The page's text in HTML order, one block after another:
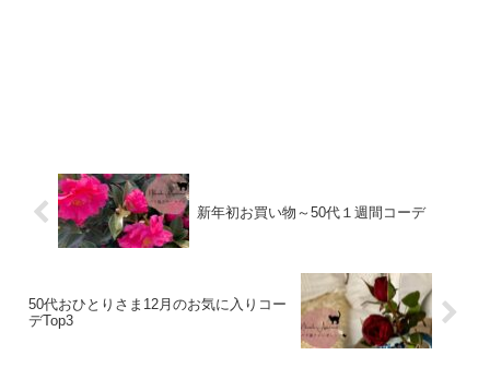
新年初お買い物～50代１週間コーデ
50代おひとりさま12月のお気に入りコー
デTop3